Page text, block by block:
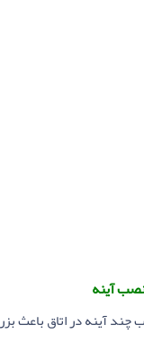
آینه در اتاق باعث